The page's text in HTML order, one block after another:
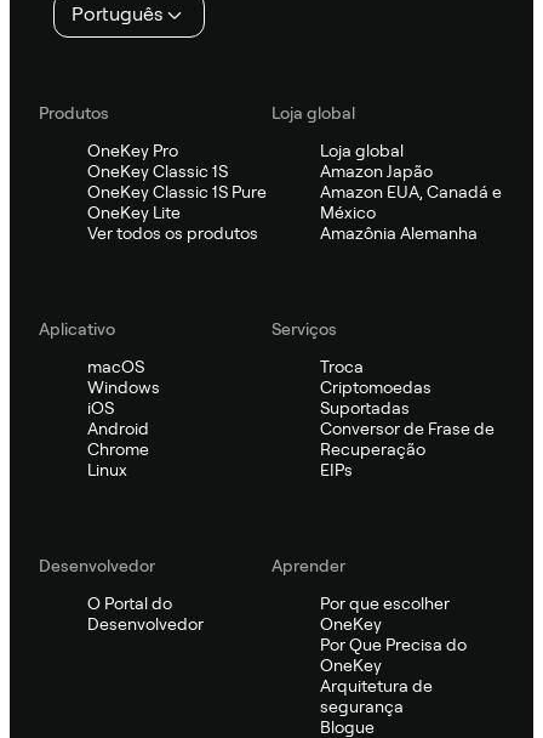
Português
Produtos
OneKey Pro
OneKey Classic 1S
OneKey Classic 1S Pure
OneKey Lite
Ver todos os produtos
Loja global
Loja global
Amazon Japão
Amazon EUA, Canadá e
México
Amazônia Alemanha
Aplicativo
macOS
Windows
iOS
Android
Chrome
Linux
Serviços
Troca
Criptomoedas
Suportadas
Conversor de Frase de
Recuperação
EIPs
Desenvolvedor
O Portal do
Desenvolvedor
Aprender
Por que escolher
OneKey
Por Que Precisa do
OneKey
Arquitetura de
segurança
Blogue